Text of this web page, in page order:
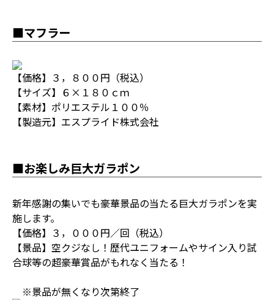
■マフラー
【価格】３，８００円（税込）
【サイズ】６×１８０ｃｍ
【素材】ポリエステル１００％
【製造元】エスプライド株式会社
■お楽しみ巨大ガラポン
新年感謝の集いでも豪華景品の当たる巨大ガラポンを実
施します。
【価格】３，０００円／回（税込）
【景品】空クジなし！歴代ユニフォームやサイン入り試
合球等の超豪華賞品がもれなく当たる！
※景品が無くなり次第終了